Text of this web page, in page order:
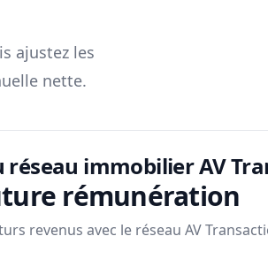
ajustez les
nette.
réseau immobilier AV
rémunération
revenus avec le réseau AV